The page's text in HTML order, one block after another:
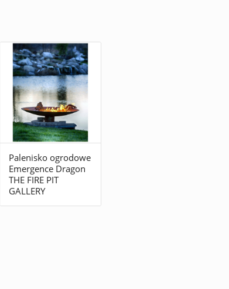
Palenisko ogrodowe
Emergence Dragon
THE FIRE PIT
GALLERY